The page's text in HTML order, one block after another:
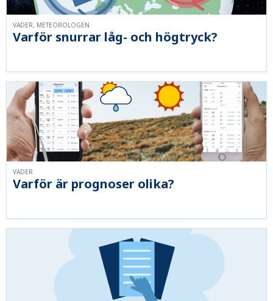
Varför snurrar låg- och högtryck?
VÄDER, METEOROLOGEN
Varför är prognoser olika?
VÄDER